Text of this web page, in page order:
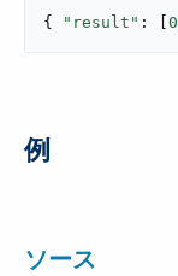
{ "result" : [ 0
例
ソース